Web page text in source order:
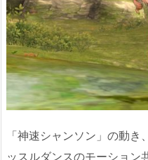
「神速シャンソン」の動
ッスルダンスのモーション